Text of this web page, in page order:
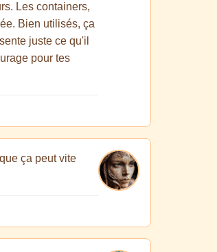
Les containers,
Bien utilisés, ça
juste ce qu'il
pour tes
ça peut vite